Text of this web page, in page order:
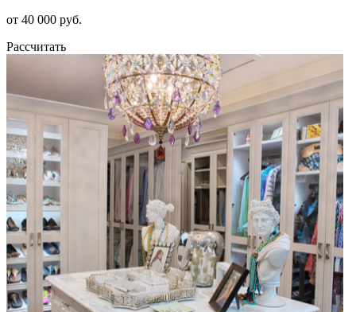
от 40 000 руб.
Рассчитать